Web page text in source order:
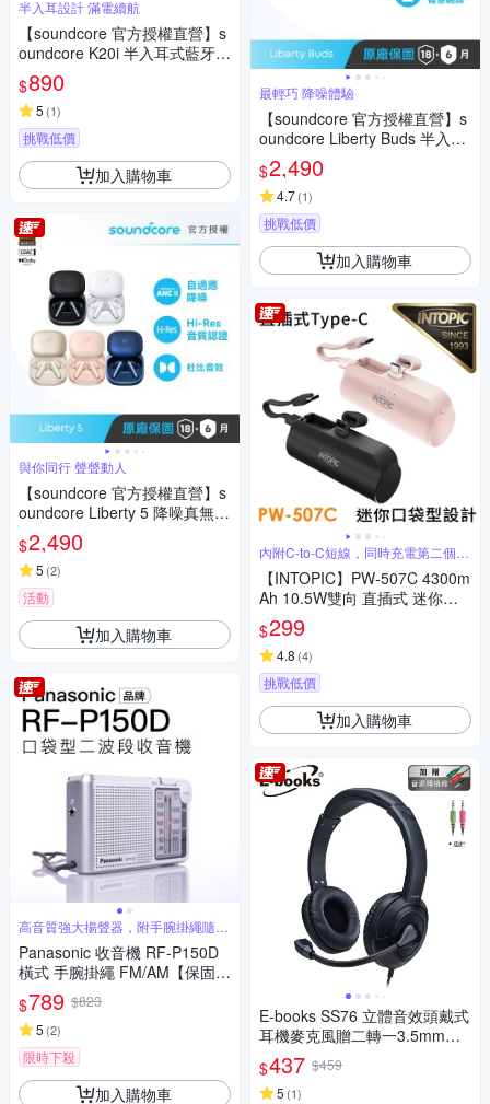
半入耳設計 滿電續航
【soundcore 官方授權直營】s
oundcore K20i 半入耳式藍牙耳
機
$890
5 (1)
挑戰低價
加入購物車
與你同行 聲聲動人
【soundcore 官方授權直營】s
oundcore Liberty 5 降噪真無線
藍牙耳機
$2,490
5 (2)
活動
加入購物車
高音質強大揚聲器，附手腕掛繩隨手
聽
Panasonic 收音機 RF-P150D
橫式 手腕掛繩 FM/AM【保固一
年】
$789 $823
5 (2)
限時下殺
加入購物車
最輕巧 降噪體驗
【soundcore 官方授權直營】s
oundcore Liberty Buds 半入耳
式降噪藍牙耳機
$2,490
4.7(1)
挑戰低價
加入購物車
內附C-to-C短線，同時充電第二個裝
置
【INTOPIC】PW-507C 4300m
Ah 10.5W雙向 直插式 迷你口
袋式行動電源(內附C-to-C短線)
$299
4.8 (4)
挑戰低價
加入購物車
E-books SS76 立體音效頭戴式
耳機麥克風贈二轉一3.5mm轉
接線
$437 $459
5 (1)